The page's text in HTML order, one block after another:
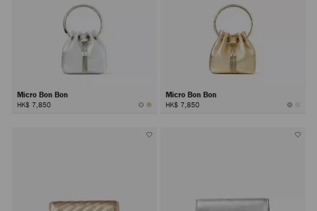
Micro Bon Bon
HK$ 7,850
Micro Bon Bon
HK$ 7,850